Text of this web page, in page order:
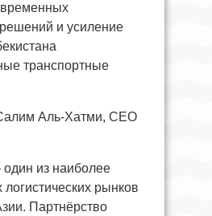
решений и усиление
транспортные
Аль-Хатми, CEO
из наиболее
рынков
Партнёрство